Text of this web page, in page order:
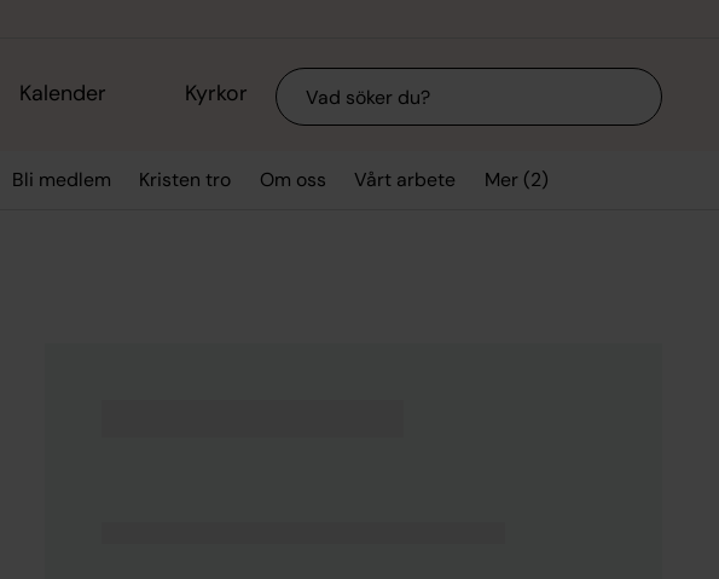
Kalender Kyrkor Sök
Bli medlem Kristen tro Om oss Vårt arbete Mer (2)